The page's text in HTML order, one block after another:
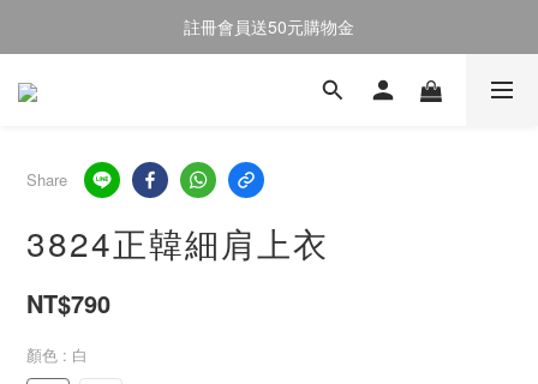
註冊會員送50元購物金
註冊會員送50元購物金
全館消費滿$2000即享免運
Share
3824正韓細肩上衣
NT$790
顏色 : 白